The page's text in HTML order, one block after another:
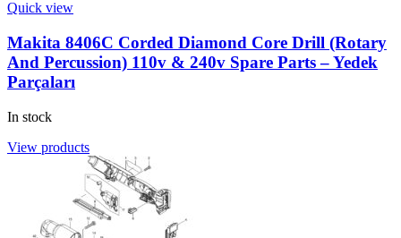
Quick view
Makita 8406C Corded Diamond Core Drill (Rotary
And Percussion) 110v & 240v Spare Parts – Yedek
Parçaları
In stock
View products